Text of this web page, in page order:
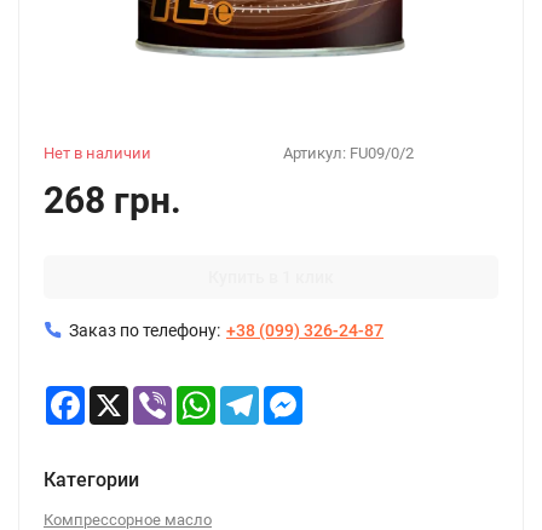
Артикул: FU09/0/2
Нет в наличии
268 грн.
Заказ по телефону: +38 (099) 326-24-87
Facebook
X Viber WhatsApp
Telegram
Категории
Компрессорное масло